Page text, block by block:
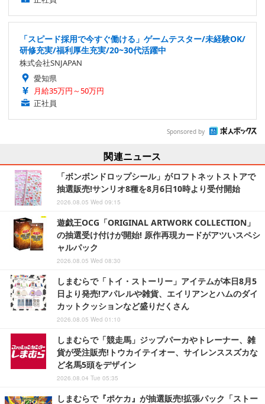
「スピード採用で今すぐ働ける」ゲームテスター/未経験OK/
研修充実/福利厚生充実/20~30代活躍中
株式会社SNJAPAN
愛知県
月給35万円～50万円
正社員
Sponsored by
関連ニュース
「ボンボンドロップシール」がロフトネットストアで
抽選販売!サンリオ8種を8月6日10時より受付開始
2026.08.05 Wed 09:15
遊戯王OCG「ORIGINAL ARTWORK COLLECTION」
の抽選受け付けが開始! 原作再現カードがアツいスペシ
ャルパック
2026.08.05 Wed 08:30
しまむらで「トイ・ストーリー」アイテムが本日8月5
日より発売!アパレルや雑貨、エイリアンとハムのダイ
カットクッションなど盛りだくさん
2026.08.05 Wed 01:10
しまむらで「競走馬」ジップパーカやトレーナー、雑
貨が受注販売!トウカイテイオー、サイレンススズカな
ど名馬5頭をデザイン
2026.08.04 Tue 05:35
しまむらで『ポケカ』が抽選販売!拡張パック「ストー